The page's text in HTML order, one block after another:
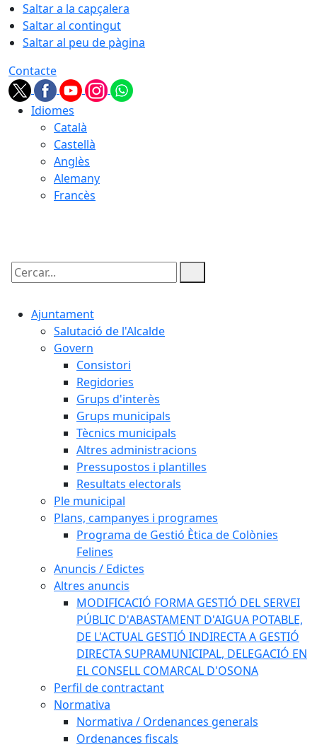
Saltar a la capçalera
Saltar al contingut
Saltar al peu de pàgina
Contacte
Idiomes
Català
Castellà
Anglès
Alemany
Francès
Cercar:
Ajuntament
Salutació de l'Alcalde
Govern
Consistori
Regidories
Grups d'interès
Grups municipals
Tècnics municipals
Altres administracions
Pressupostos i plantilles
Resultats electorals
Ple municipal
Plans, campanyes i programes
Programa de Gestió Ètica de Colònies
Felines
Anuncis / Edictes
Altres anuncis
MODIFICACIÓ FORMA GESTIÓ DEL SERVEI
PÚBLIC D'ABASTAMENT D'AIGUA POTABLE,
DE L'ACTUAL GESTIÓ INDIRECTA A GESTIÓ
DIRECTA SUPRAMUNICIPAL, DELEGACIÓ EN
EL CONSELL COMARCAL D'OSONA
Perfil de contractant
Normativa
Normativa / Ordenances generals
Ordenances fiscals